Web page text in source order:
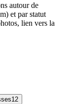
autour de
et par statut
lien vers la
12